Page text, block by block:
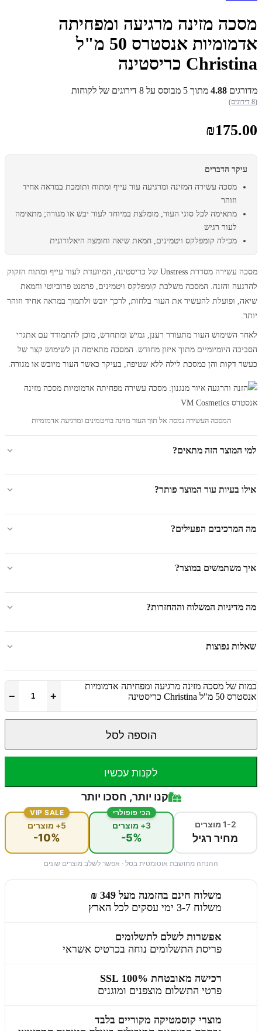
מסכה מזינה מרגיעה ומפחיתה
אדמומיות אנסטרס 50 מ"ל
Christina כריסטינה
מדורגים 4.88 מתוך 5 מבוסס על 8 דירוגים של לקוחות
(8 דירוגים)
₪175.00
עיקר הדברים
מסכה עשירה המזינה ומרגיעה עור עייף ומתוח ותומכת במראה אחיד
וזוהר
מתאימה לכל סוגי העור, מומלצת במיוחד לעור יבש או מגורה; מתאימה
לעור רגיש
מכילה קומפלקס ויטמינים, חמאת שיאה וחומצה היאלורונית
מסכה עשירה מסדרת Unstress של כריסטינה, המיועדת לעור עייף ומתוח הזקוק
להרגעה והזנה. המסכה משלבת קומפלקס ויטמינים, פרמנט פרוביוטי וחמאת
שיאה, ופועלת להעשיר את העור בלחות, לרכך יובש ולתמוך במראה אחיד וזוהר
יותר.
לאחר השימוש העור מתעורר רענן, גמיש ומתחדש, מוכן להתמודד עם אתגרי
הסביבה היומיומיים מתוך איזון מחודש. המסכה מתאימה הן לשימוש קצר של
כעשר דקות והן כמסכת לילה ללא שטיפה, בעיקר כאשר העור מיובש או מגורה.
המסכה העשירה נמסה אל תוך העור מזינה בוויטמינים ומרגיעה אדמומיות
למי המוצר הזה מתאים?
אילו בעיות עור המוצר פותר?
מה המרכיבים הפעילים?
איך משתמשים במוצר?
מה מדיניות המשלוח וההחזרות?
שאלות נפוצות
כמות של מסכה מזינה מרגיעה ומפחיתה אדמומיות
אנסטרס 50 מ"ל Christina כריסטינה
+
−
הוספה לסל
לקנות עכשיו
קנו יותר, חסכו יותר
1-2 מוצרים
מחיר רגיל
הכי פופולרי
3+ מוצרים
-5%
VIP SALE
5+ מוצרים
-10%
ההנחה מחושבת אוטומטית בסל · אפשר לשלב מוצרים שונים
משלוח חינם בהזמנה מעל 349 ₪
משלוח 3-7 ימי עסקים לכל הארץ
אפשרות לשלם לתשלומים
פריסת התשלומים נוחה בכרטיס אשראי
רכישה מאובטחת 100% SSL
פרטי התשלום מוצפנים ומוגנים
מוצרי קוסמטיקה מקוריים בלבד